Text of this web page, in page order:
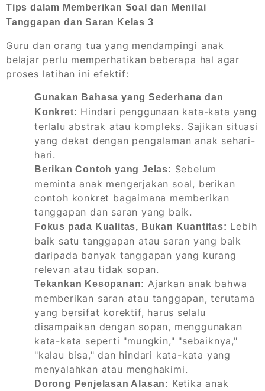
Tips dalam Memberikan Soal dan Menilai
Tanggapan dan Saran Kelas 3
Guru dan orang tua yang mendampingi anak
belajar perlu memperhatikan beberapa hal agar
proses latihan ini efektif:
Gunakan Bahasa yang Sederhana dan
Konkret: Hindari penggunaan kata-kata yang
terlalu abstrak atau kompleks. Sajikan situasi
yang dekat dengan pengalaman anak sehari-
hari.
Berikan Contoh yang Jelas: Sebelum
meminta anak mengerjakan soal, berikan
contoh konkret bagaimana memberikan
tanggapan dan saran yang baik.
Fokus pada Kualitas, Bukan Kuantitas: Lebih
baik satu tanggapan atau saran yang baik
daripada banyak tanggapan yang kurang
relevan atau tidak sopan.
Tekankan Kesopanan: Ajarkan anak bahwa
memberikan saran atau tanggapan, terutama
yang bersifat korektif, harus selalu
disampaikan dengan sopan, menggunakan
kata-kata seperti "mungkin," "sebaiknya,"
"kalau bisa," dan hindari kata-kata yang
menyalahkan atau menghakimi.
Dorong Penjelasan Alasan: Ketika anak